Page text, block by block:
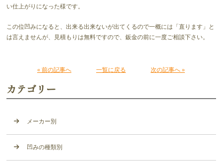
い仕上がりになった様です。
この位凹みになると、出来る出来ないが出てくるので一概には「直ります」と
は言えませんが、見積もりは無料ですので、鈑金の前に一度ご相談下さい。
« 前の記事へ 一覧に戻る 次の記事へ »
カテゴリー
メーカー別
凹みの種類別